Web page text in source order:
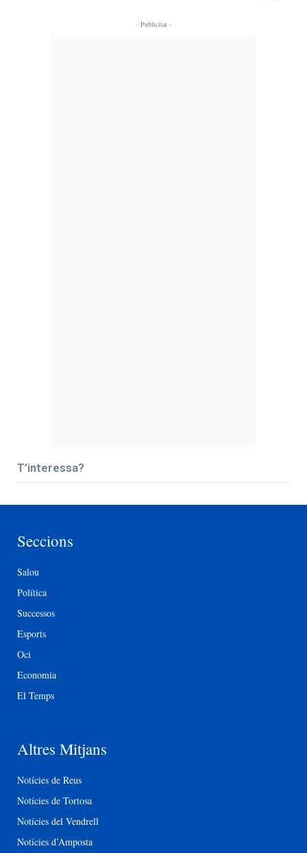
- Publicitat -
T’interessa?
Seccions
Salou
Política
Successos
Esports
Oci
Economia
El Temps
Altres Mitjans
Notícies de Reus
Notícies de Tortosa
Notícies del Vendrell
Notícies d’Amposta